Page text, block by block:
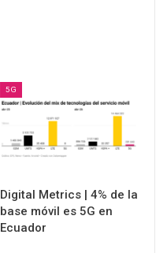
5G
Digital Metrics | 4% de la
base móvil es 5G en
Ecuador